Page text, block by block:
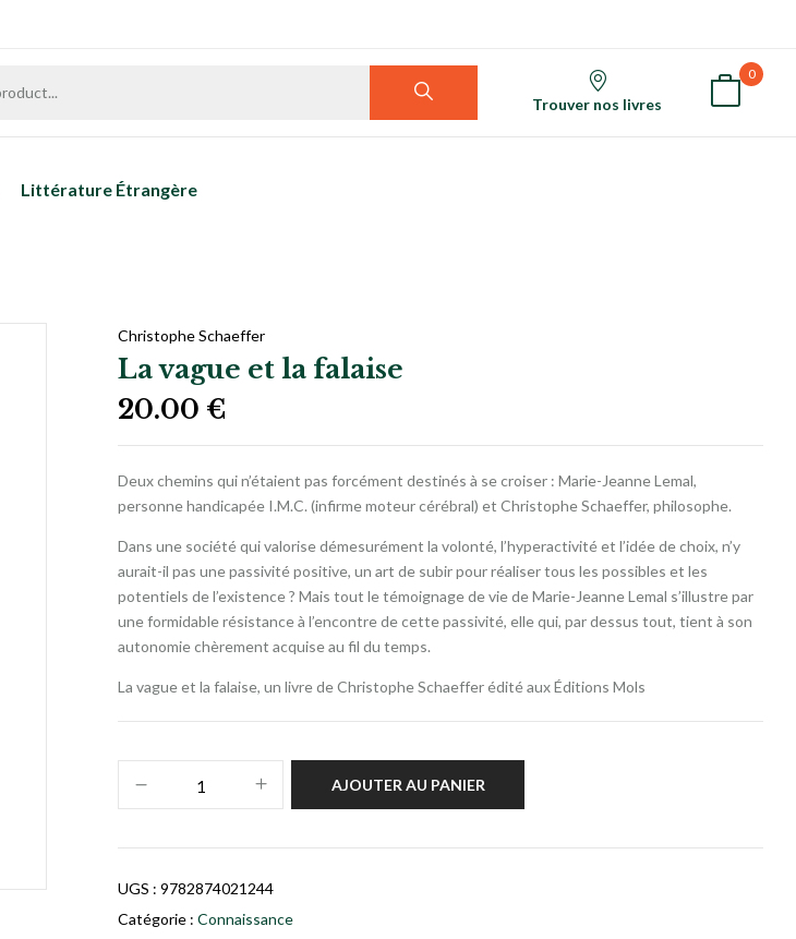
Trouver nos livres
0
Littérature Étrangère
Christophe Schaeffer
La vague et la falaise
20.00 €
Deux chemins qui n’étaient pas forcément destinés à se croiser : Marie-Jeanne Lemal,
personne handicapée I.M.C. (infirme moteur cérébral) et Christophe Schaeffer, philosophe.
Dans une société qui valorise démesurément la volonté, l’hyperactivité et l’idée de choix, n’y
aurait-il pas une passivité positive, un art de subir pour réaliser tous les possibles et les
potentiels de l’existence ? Mais tout le témoignage de vie de Marie-Jeanne Lemal s’illustre par
une formidable résistance à l’encontre de cette passivité, elle qui, par dessus tout, tient à son
autonomie chèrement acquise au fil du temps.
La vague et la falaise, un livre de Christophe Schaeffer édité aux Éditions Mols
AJOUTER AU PANIER
UGS : 9782874021244
Catégorie : Connaissance